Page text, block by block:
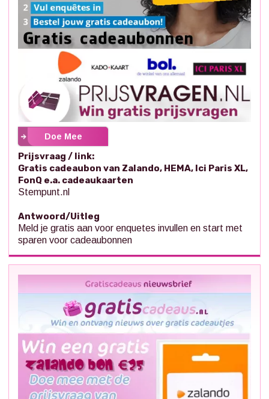
Doe Mee
Prijsvraag / link:
Gratis cadeaubon van Zalando, HEMA, Ici Paris XL,
FonQ e.a. cadeaukaarten
Stempunt.nl
Antwoord/Uitleg
Meld je gratis aan voor enquetes invullen en start met
sparen voor cadeaubonnen